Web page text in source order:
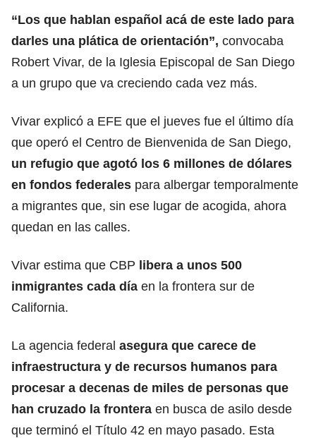
“Los que hablan español acá de este lado para
darles una plática de orientación”, convocaba
Robert Vivar, de la Iglesia Episcopal de San Diego
a un grupo que va creciendo cada vez más.
Vivar explicó a EFE que el jueves fue el último día
que operó el Centro de Bienvenida de San Diego,
un refugio que agotó los 6 millones de dólares
en fondos federales para albergar temporalmente
a migrantes que, sin ese lugar de acogida, ahora
quedan en las calles.
Vivar estima que CBP libera a unos 500
inmigrantes cada día en la frontera sur de
California.
La agencia federal asegura que carece de
infraestructura y de recursos humanos para
procesar a decenas de miles de personas que
han cruzado la frontera en busca de asilo desde
que terminó el Título 42 en mayo pasado. Esta